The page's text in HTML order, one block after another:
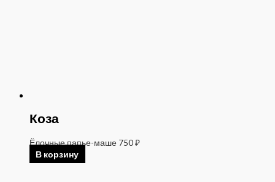
Коза
Ёлочные папье-маше 750₽
В корзину